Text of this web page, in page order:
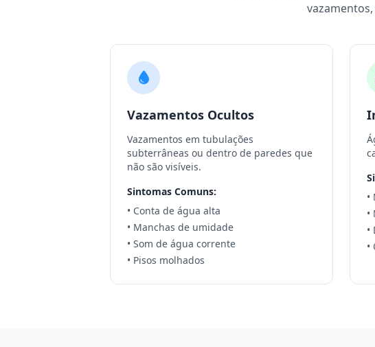
Vazamentos Ocultos
Vazamentos em tubulações
subterrâneas ou dentro de paredes que
não são visíveis.
Sintomas Comuns:
• Conta de água alta
• Manchas de umidade
• Som de água corrente
• Pisos molhados